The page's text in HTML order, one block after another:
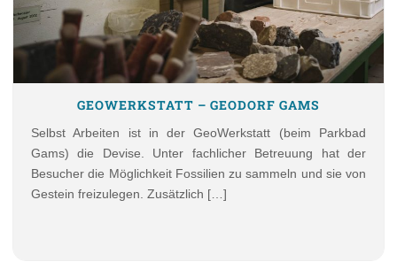
GEOWERKSTATT – GEODORF GAMS
Selbst Arbeiten ist in der GeoWerkstatt (beim Parkbad
Gams) die Devise. Unter fachlicher Betreuung hat der
Besucher die Möglichkeit Fossilien zu sammeln und sie von
Gestein freizulegen. Zusätzlich […]